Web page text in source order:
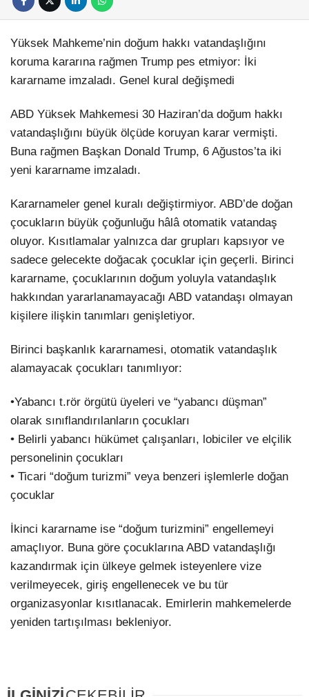
Yüksek Mahkeme’nin doğum hakkı vatandaşlığını
koruma kararına rağmen Trump pes etmiyor: İki
kararname imzaladı. Genel kural değişmedi
ABD Yüksek Mahkemesi 30 Haziran’da doğum hakkı
vatandaşlığını büyük ölçüde koruyan karar vermişti.
Buna rağmen Başkan Donald Trump, 6 Ağustos’ta iki
yeni kararname imzaladı.
Kararnameler genel kuralı değiştirmiyor. ABD’de doğan
çocukların büyük çoğunluğu hâlâ otomatik vatandaş
oluyor. Kısıtlamalar yalnızca dar grupları kapsıyor ve
sadece gelecekte doğacak çocuklar için geçerli. Birinci
kararname, çocuklarının doğum yoluyla vatandaşlık
hakkından yararlanamayacağı ABD vatandaşı olmayan
kişilere ilişkin tanımları genişletiyor.
Birinci başkanlık kararnamesi, otomatik vatandaşlık
alamayacak çocukları tanımlıyor:
•Yabancı t.rör örgütü üyeleri ve “yabancı düşman”
olarak sınıflandırılanların çocukları
• Belirli yabancı hükümet çalışanları, lobiciler ve elçilik
personelinin çocukları
• Ticari “doğum turizmi” veya benzeri işlemlerle doğan
çocuklar
İkinci kararname ise “doğum turizmini” engellemeyi
amaçlıyor. Buna göre çocuklarına ABD vatandaşlığı
kazandırmak için ülkeye gelmek isteyenlere vize
verilmeyecek, giriş engellenecek ve bu tür
organizasyonlar kısıtlanacak. Emirlerin mahkemelerde
yeniden tartışılması bekleniyor.